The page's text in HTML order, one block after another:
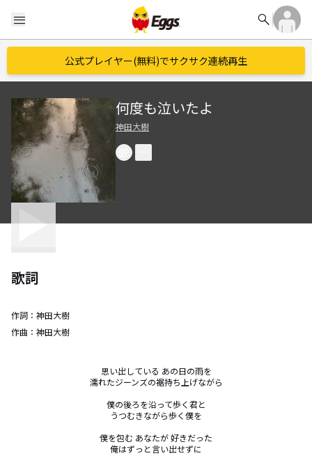
menu search
公式プレイヤー(無料)でサクサク連続再生
何度も泣いたよ
神田大樹
歌詞
作詞： 神田大樹
作曲： 神田大樹
思い出している あの日の雨を
濡れたジーンズの裾持ち上げながら
僕の後ろを沿って歩く君と
うつむきながら歩く僕を
僕を包む あなたが 好きだった
俺はずっと言い出せずに